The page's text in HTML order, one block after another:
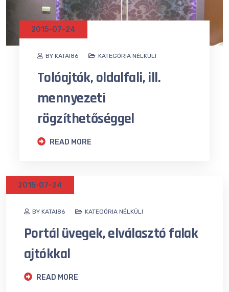
BY KATAI86
2015-07-24
KATEGÓRIA NÉLKÜLI
Tolóajtók, oldalfali, ill.
mennyezeti
rögzíthetőséggel
READ MORE
BY KATAI86
2015-07-24
KATEGÓRIA NÉLKÜLI
Portál üvegek, elválasztó falak
ajtókkal
READ MORE